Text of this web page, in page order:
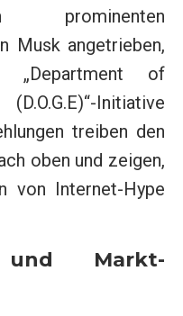
prominenten
Musk angetrieben,
„Department of
Initiative
treiben den
oben und zeigen,
von Internet-Hype
und Markt-